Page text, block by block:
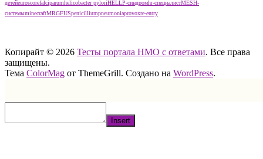
детейeuroscorefalciparumhelicobacter pyloriHELLP-синдромhr-специалистMESH-
системыminecraftMRGFUSpenicilliumpneumoniaprovoxre-entry
Копирайт © 2026 Тесты портала НМО с ответами. Все права
защищены.
Тема ColorMag от ThemeGrill. Создано на WordPress.
Insert